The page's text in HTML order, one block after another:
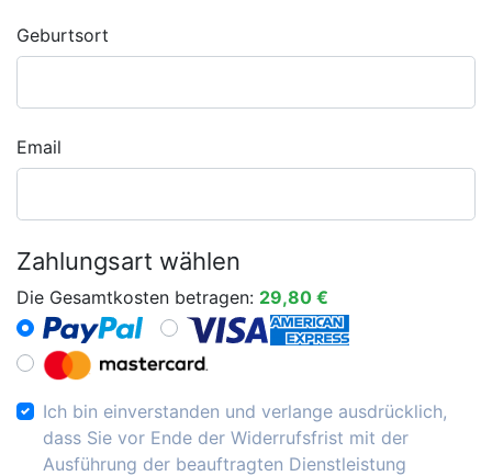
Geburtsort
Email
Zahlungsart wählen
Die Gesamtkosten betragen: 29,80 €
Ich bin einverstanden und verlange ausdrücklich,
dass Sie vor Ende der Widerrufsfrist mit der
Ausführung der beauftragten Dienstleistung